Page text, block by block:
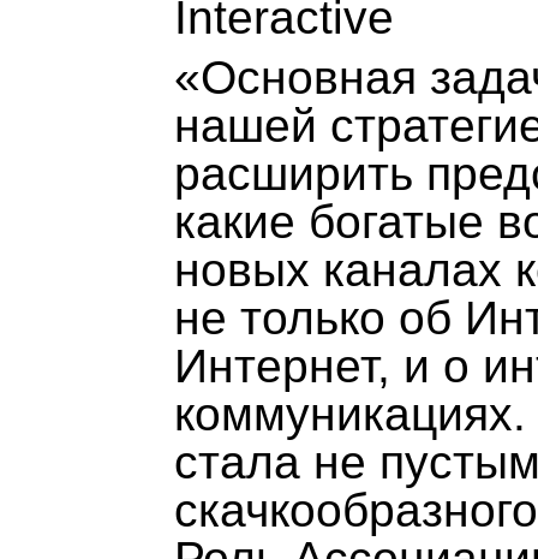
Interactive
«Основная
нашей
расширить
какие богатые
новых каналах
не только об
Интернет, и о
стала не